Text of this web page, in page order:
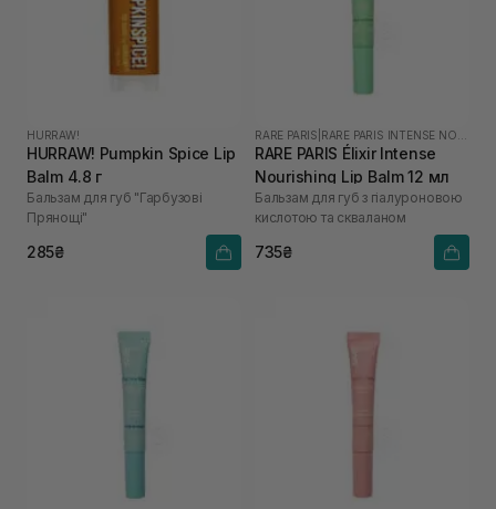
HURRAW!
HURRAW! Pumpkin Spice Lip
Balm 4.8 г
Бальзам для губ "Гарбузові
Прянощі"
285₴
RARE PARIS
RARE PARIS Élixir Intense
Nourishing Lip Balm 12 мл
Бальзам для губ з гіалуроновою
кислотою та скваланом
735₴